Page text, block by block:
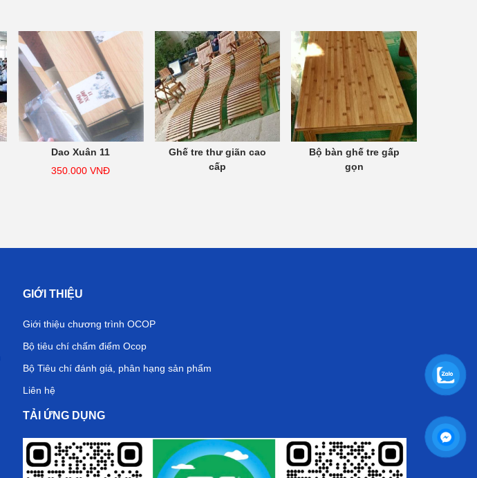
Dao Xuân 11
350.000VNĐ
Ghế tre thư giãn cao
cấp
Bộ bàn ghế tre gấp
gọn
GIỚI THIỆU
Giới thiệu chương trình OCOP
Bộ tiêu chí chấm điểm Ocop
Bộ Tiêu chí đánh giá, phân hạng sản phẩm
Liên hệ
TẢI ỨNG DỤNG